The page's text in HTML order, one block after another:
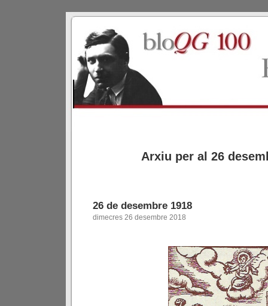
Arxiu per al 26
26 de desembre 1918
dimecres 26 desembre 2018